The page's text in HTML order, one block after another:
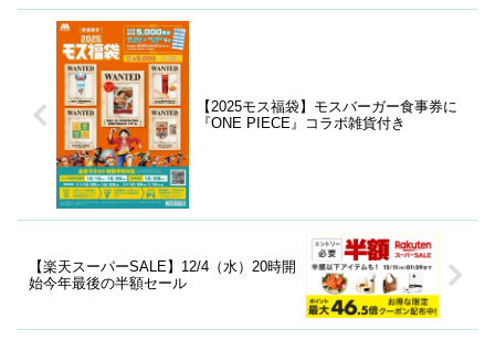
【2025モス福袋】モスバーガー食事券に
『ONE PIECE』コラボ雑貨付き
【楽天スーパーSALE】12/4（水）20時開
始今年最後の半額セール